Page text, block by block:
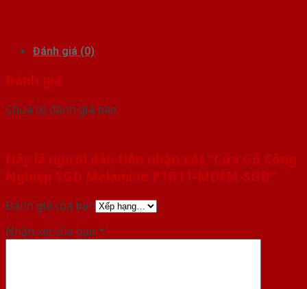
Đánh giá (0)
Đánh giá
Chưa có đánh giá nào.
Hãy là người đầu tiên nhận xét “Cửa Gỗ Công
Nghiệp SGD Melamine P1G11-MDFM-SGD”
Đánh giá của bạn
Nhận xét của bạn *